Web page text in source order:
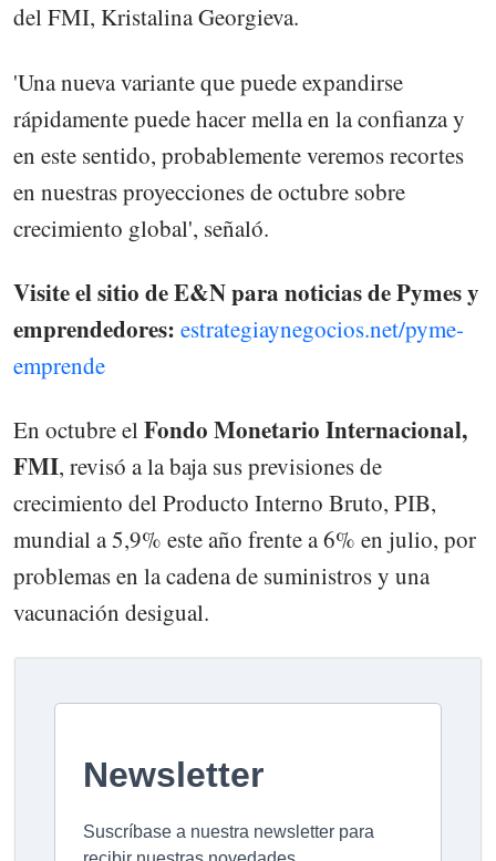
del FMI, Kristalina Georgieva.
'Una nueva variante que puede expandirse
rápidamente puede hacer mella en la confianza y
en este sentido, probablemente veremos recortes
en nuestras proyecciones de octubre sobre
crecimiento global', señaló.
Visite el sitio de E&N para noticias de Pymes y
emprendedores: estrategiaynegocios.net/pyme-
emprende
En octubre elFondo Monetario Internacional,
FMI, revisó a la baja sus previsiones de
crecimiento del Producto Interno Bruto, PIB,
mundial a 5,9% este año frente a 6% en julio, por
problemas en la cadena de suministros y una
vacunación desigual.